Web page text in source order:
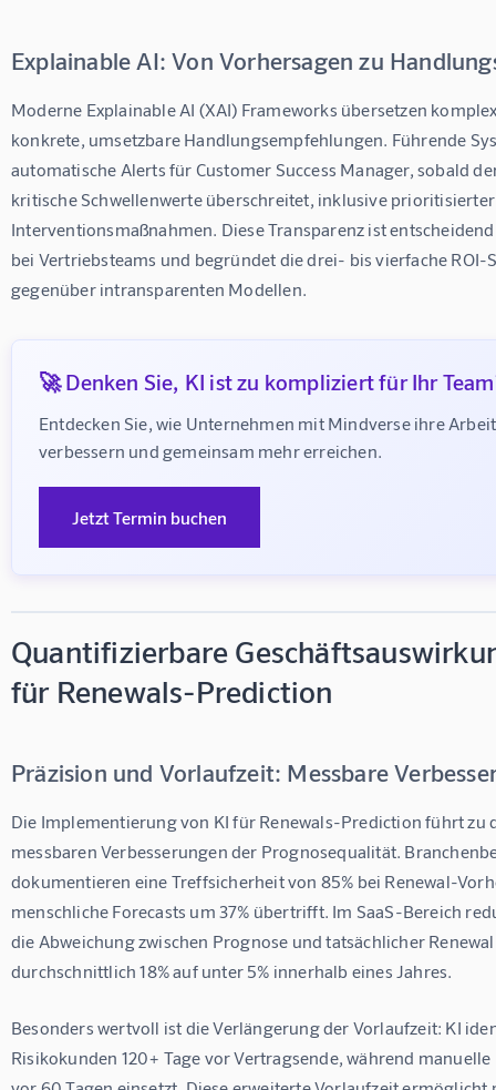
Explainable AI: Von Vorhersagen zu
Moderne Explainable AI (XAI) Frameworks übersetzen
konkrete, umsetzbare Handlungsempfehlungen. Führende
automatische Alerts für Customer Success Manager, sobald
kritische Schwellenwerte überschreitet, inklusive
Interventionsmaßnahmen. Diese Transparenz ist
bei Vertriebsteams und begründet die drei- bis vierfache
gegenüber intransparenten Modellen.
🚀 Denken Sie, KI ist zu kompliziert für Ihr
Entdecken Sie, wie Unternehmen mit Mindverse ihre
verbessern und gemeinsam mehr erreichen.
Jetzt Termin buchen
Quantifizierbare
für Renewals-Prediction
Präzision und Vorlaufzeit: Messbare
Die Implementierung von KI für Renewals-Prediction führt zu
messbaren Verbesserungen der Prognosequalität.
dokumentieren eine Treffsicherheit von 85% bei Renewal-
menschliche Forecasts um 37% übertrifft. Im SaaS-Bereich
die Abweichung zwischen Prognose und tatsächlicher
durchschnittlich 18% auf unter 5% innerhalb eines Jahres.
Besonders wertvoll ist die Verlängerung der Vorlaufzeit: KI
Risikokunden 120+ Tage vor Vertragsende, während